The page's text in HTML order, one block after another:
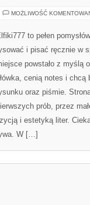
MOŻLIWOŚĆ
to pełen
i pisać ręcznie w
powstało z myślą
cenią notes i chcą
oraz piśmie.
prób, przez
i estetyką liter.
W […]